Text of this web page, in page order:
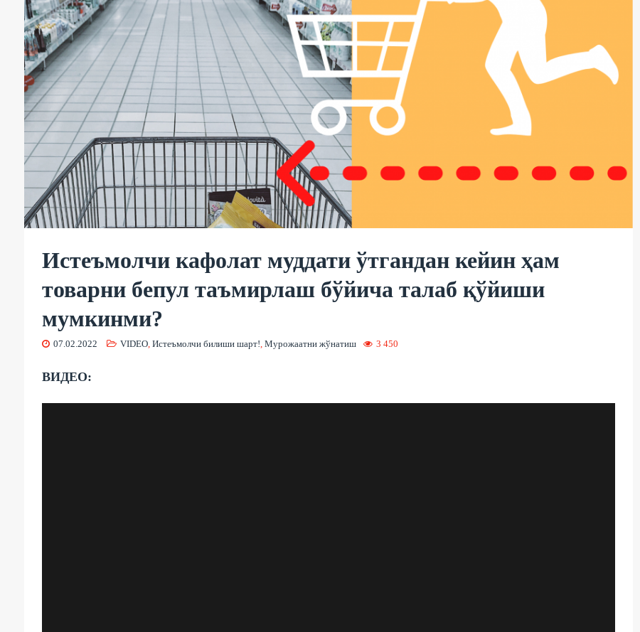
Истеъмолчи кафолат муддати ўтгандан кейин ҳам
товарни бепул таъмирлаш бўйича талаб қўйиши
мумкинми?
07.02.2022 VIDEO, Истеъмолчи билиши шарт!, Мурожаатни жўнатиш 3 450
ВИДЕО: